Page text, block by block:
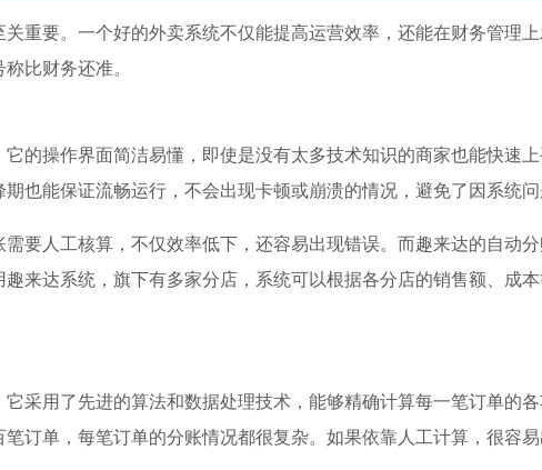
重要。一个好的外卖系统不仅能提高运营效率，还能在财务管理
比财务还准。
的操作界面简洁易懂，即使是没有太多技术知识的商家也能快速
也能保证流畅运行，不会出现卡顿或崩溃的情况，避免了因系统
要人工核算，不仅效率低下，还容易出现错误。而趣来达的自动
来达系统，旗下有多家分店，系统可以根据各分店的销售额、成
采用了先进的算法和数据处理技术，能够精确计算每一笔订单的
订单，每笔订单的分账情况都很复杂。如果依靠人工计算，很容